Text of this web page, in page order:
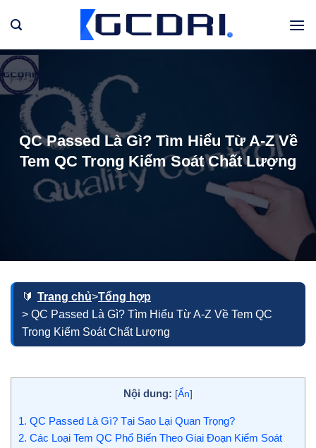
qua
dung
QC Passed Là Gì? Tìm Hiểu Từ A-Z Về
Tem QC Trong Kiểm Soát Chất Lượng
Trang chủ>Tổng hợp
> QC Passed Là Gì? Tìm Hiểu Từ A-Z Về Tem QC
Trong Kiểm Soát Chất Lượng
Nội dung: [Ẩn]
1. QC Passed Là Gì? Tại Sao Lại Quan Trọng?
2. Các Loại Tem QC Phổ Biến Theo Giai Đoạn Kiểm Soát